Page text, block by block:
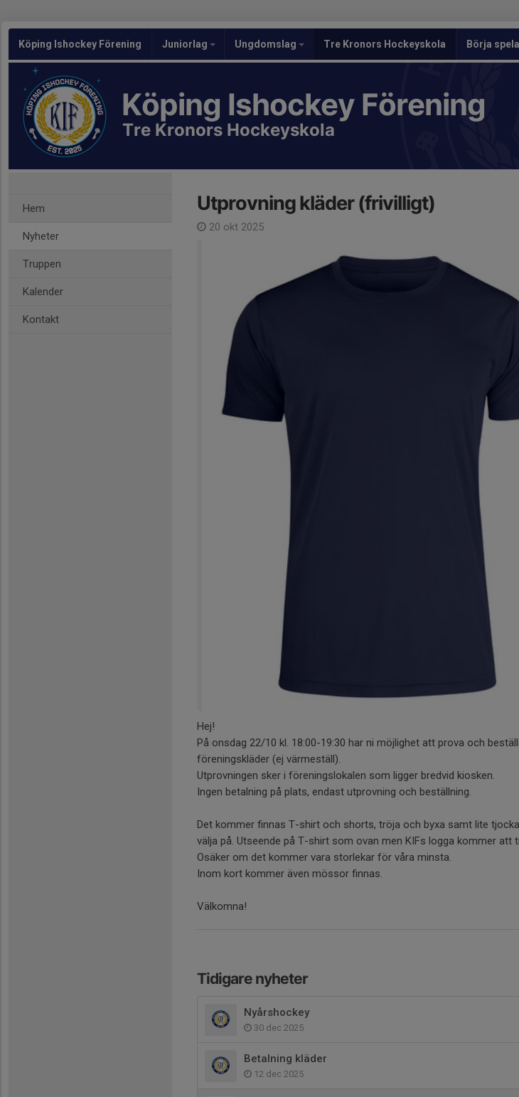
Köping Ishockey Förening Juniorlag Ungdomslag Tre Kronors Hockeyskola Börja spela
Köping Ishockey Förening
Tre Kronors Hockeyskola
Hem
Nyheter
Truppen
Kalender
Kontakt
Utprovning kläder (frivilligt)
20 okt 2025
Hej!
På onsdag 22/10 kl. 18:00-19:30 har ni möjlighet att prova och
föreningskläder (ej värmeställ).
Utprovningen sker i föreningslokalen som ligger bredvid kiosken.
Ingen betalning på plats, endast utprovning och beställning.
Det kommer finnas T-shirt och shorts, tröja och byxa samt lite
välja på. Utseende på T-shirt som ovan men KIFs logga kommer att
Osäker om det kommer vara storlekar för våra minsta.
Inom kort kommer även mössor finnas.
Välkomna!
Tidigare nyheter
Nyårshockey
30 dec 2025
Betalning kläder
12 dec 2025